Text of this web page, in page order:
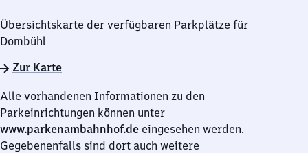
Uhr
Übersichtskarte der verfügbaren Parkplätze für
Dombühl
Zur Karte
Alle vorhandenen Informationen zu den
Parkeinrichtungen können unter
www.parkenambahnhof.de eingesehen werden.
Gegebenenfalls sind dort auch weitere